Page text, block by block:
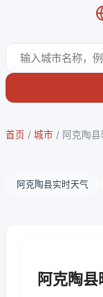
首页 / 城市 / 阿克陶
阿克陶县实时天气
阿克陶县